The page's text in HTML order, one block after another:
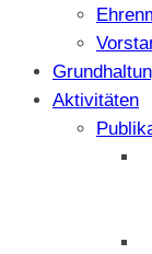
Aktivitäten